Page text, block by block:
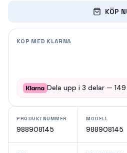
KÖP
KÖP MED KLARNA
Dela upp i 3 delar — 149
PRODUKTNUMMER
988908145
MODELL
988908145